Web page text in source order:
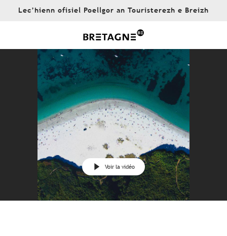
Lec’hienn ofisiel Poellgor an Touristerezh e Breizh
Voir la vidéo